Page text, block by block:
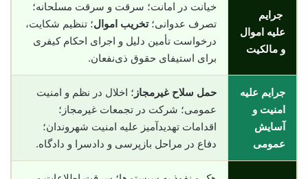
جرایم
علیه اموال
و مالکیت
خیانت در امانت؛ سرقت و سرقت مسلحانه؛
تصرف عدوانی؛تخریب اموال؛ تنظیم شکایت،
درخواست تأمین دلیل و اجرای احکام کیفری
برای استیفای حقوق ذی‌نفعان.
جرایم علیه
امنیت و
آسایش
عمومی
حمل سلاح غیرمجاز ؛ اخلال در نظم و امنیت
عمومی؛ شرکت در تجمعات غیرمجاز؛
اقدامات تهدیدآمیز علیه امنیت شهروندان؛
دفاع در مراحل بازپرسی و دادسرا و دادگاه.